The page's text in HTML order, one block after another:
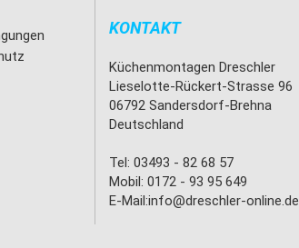
KONTAKT
Küchenmontagen Dreschler
Lieselotte-Rückert-Strasse 96
06792 Sandersdorf-Brehna
Deutschland
Tel: 03493 - 82 68 57
Mobil: 0172 - 93 95 649
E-Mail:info@dreschler-online.de